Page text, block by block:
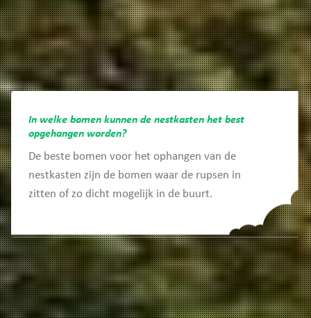
In welke bomen kunnen de nestkasten het best
opgehangen worden?
De beste bomen voor het ophangen van de
nestkasten zijn de bomen waar de rupsen in
zitten of zo dicht mogelijk in de buurt.